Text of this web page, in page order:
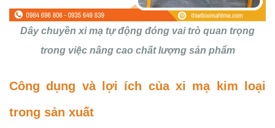
Dây chuyền xi mạ tự động đóng vai trò quan trọng
trong việc nâng cao chất lượng sản phẩm
Công dụng và lợi ích của xi mạ kim loại
trong sản xuất